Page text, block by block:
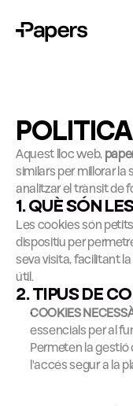
Aquest lloc web,
similars per millorar la
analitzar el trànsit de
1. QUÈ SÓN
Les cookies són
dispositiu per
seva visita, facilitant
útil.
2. TIPUS DE
COOKIES
essencials per al
Permeten la gestió
l'accés segur a la